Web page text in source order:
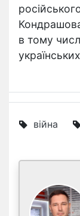
в тому
війна